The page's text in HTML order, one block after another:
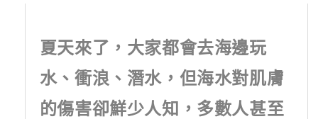
夏天來了，大家都會去海邊玩
水、衝浪、潛水，但海水對肌膚
的傷害卻鮮少人知，多數人甚至